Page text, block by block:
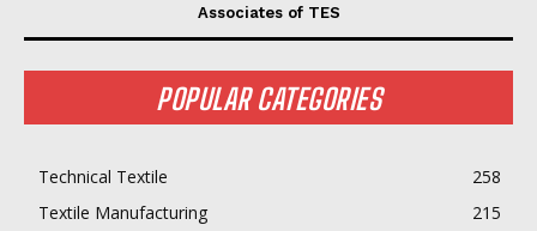
Associates of TES
POPULAR CATEGORIES
Technical Textile
258
Textile Manufacturing
215